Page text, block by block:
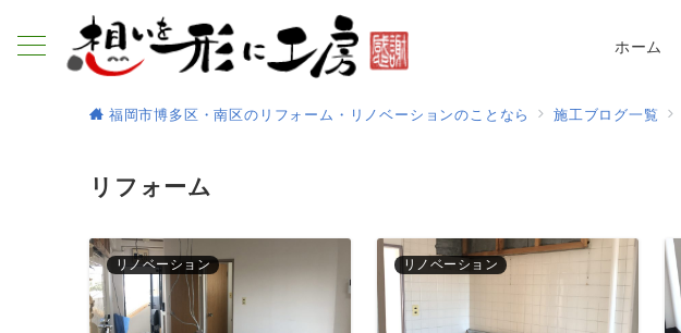
ホーム
福岡市博多区・南区のリフォーム・リノベーションのことなら 施工ブログ一覧
リフォーム
リノベーション リノベーション